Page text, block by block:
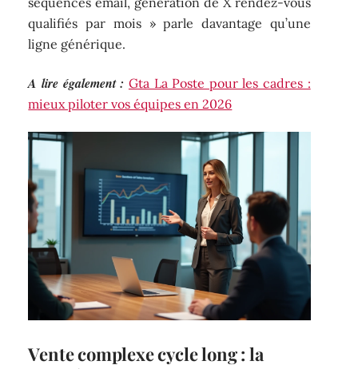
qualifiés par mois » parle davantage qu’une
ligne générique.
A lire également : Gta La Poste pour les cadres :
mieux piloter vos équipes en 2026
Vente complexe cycle long : la